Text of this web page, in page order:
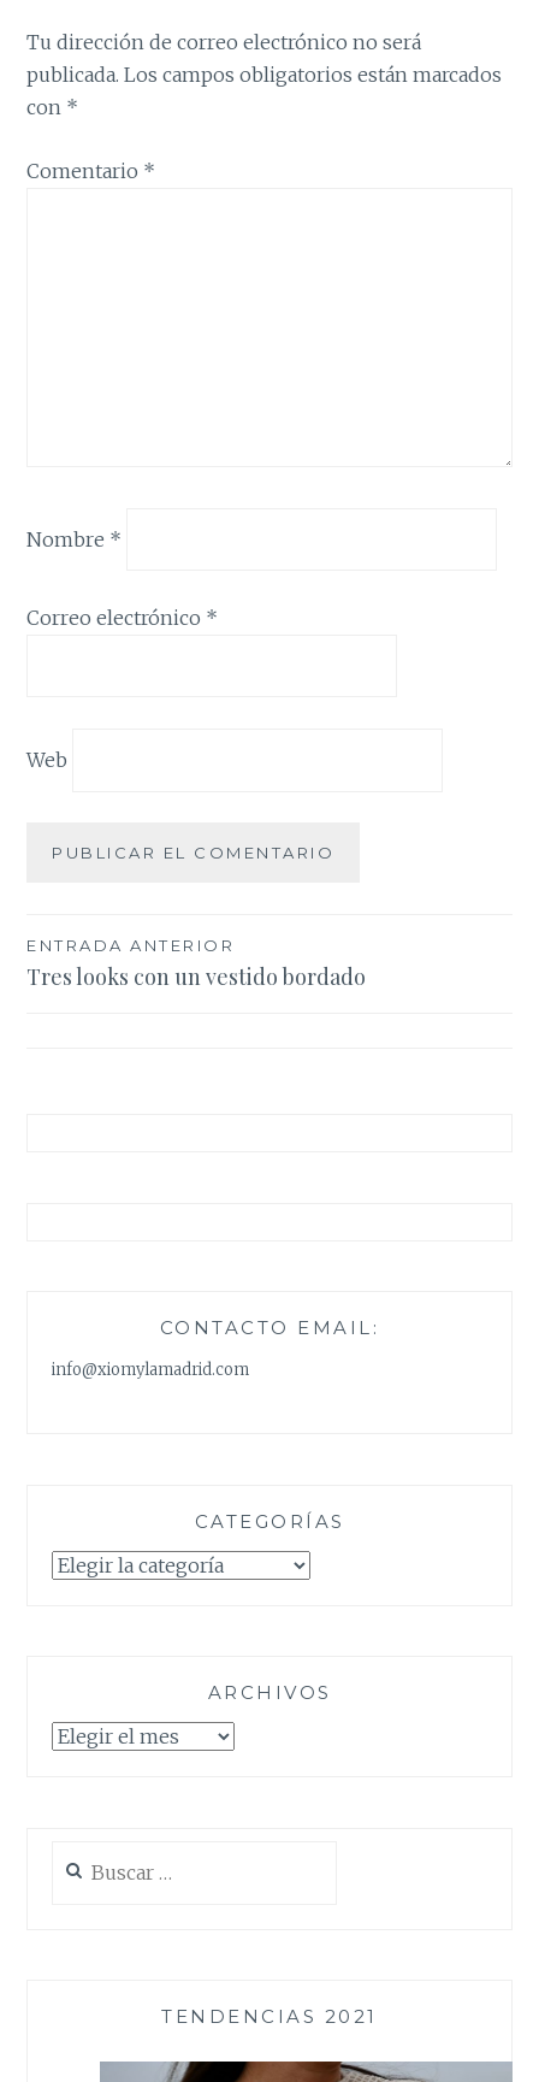
Tu dirección de correo electrónico no será
publicada. Los campos obligatorios están marcados
con *
Comentario *
Nombre *
Correo electrónico *
Web
Navegación
de
ENTRADA ANTERIOR
Tres looks con un vestido bordado
CONTACTO EMAIL:
info@xiomylamadrid.com
CATEGORÍAS
Categorías
ARCHIVOS
Archivos
TENDENCIAS 2021